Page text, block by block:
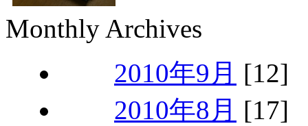
Monthly Archives
2010年9月 [12]
2010年8月 [17]